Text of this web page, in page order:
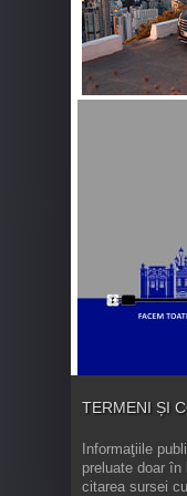
TERMENI ȘI
Informaţiile
preluate doar
citarea sursei